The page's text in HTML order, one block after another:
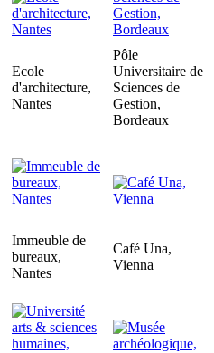
Ecole
d'architecture,
Nantes
Pôle
Universitaire de
Sciences de
Gestion,
Bordeaux
Immeuble de
bureaux,
Nantes
Café Una,
Vienna